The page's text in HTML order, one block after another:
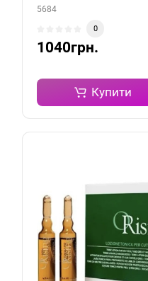
5684
0
1040грн.
Купити